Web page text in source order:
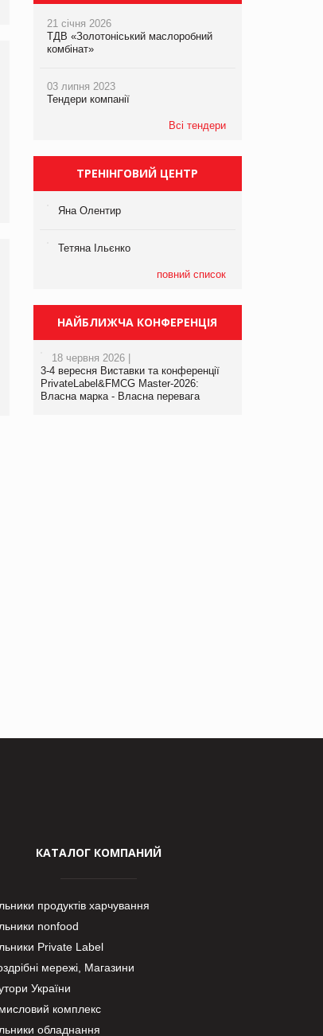
виробництва
компанії «УкраМарин»
Брагина Людмила
Просування компанії на
www.trademaster.ua.
правила. Особливості.
21 січня 2026
ТДВ «Золотоніський маслоробний
комбінат»
03 липня 2023
Тендери компанії
Всі тендери
ТРЕНІНГОВИЙ ЦЕНТР
Яна Олентир
Тетяна Ільєнко
повний список
НАЙБЛИЖЧА КОНФЕРЕНЦІЯ
18 червня 2026 |
3-4 вересня Виставки та конференції
PrivateLabel&FMCG Master-2026:
Власна марка - Власна перевага
КАТАЛОГ КОМПАНИЙ
продуктів харчування
nonfood
Private Label
мережі, Магазини
України
комплекс
обладнання